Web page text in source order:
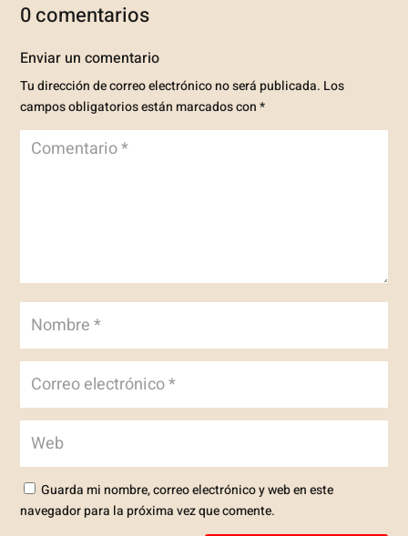
0 comentarios
Enviar un comentario
Tu dirección de correo electrónico no será publicada. Los
campos obligatorios están marcados con*
Guarda mi nombre, correo electrónico y web en este
navegador para la próxima vez que comente.